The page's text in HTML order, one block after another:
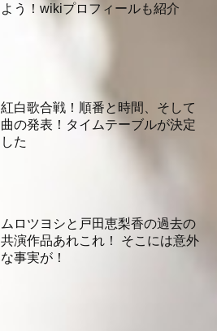
よう！wikiプロフィールも紹介
紅白歌合戦！順番と時間、そして
曲の発表！タイムテーブルが決定
した
ムロツヨシと戸田恵梨香の過去の
共演作品あれこれ！ そこには意外
な事実が！